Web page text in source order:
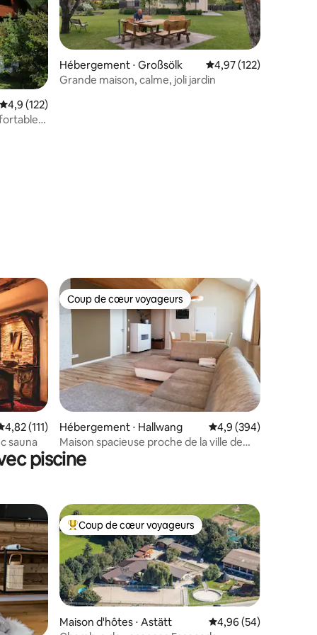
: 4,75 sur 5
Évaluation moyenne sur la base de 122 commentaires : 4,9 sur 5
4,9 (122)
Hébergement ⋅ Großsölk Évaluation moyenne
4,97 (122)
Grande maison, calme, joli jardin
: 5 sur 5
moyenne sur la base de 111 commentaires : 4,82 sur 5
4,82 (111)
sauna
Coup de cœur voyageurs
Coup de cœur voyageurs
Hébergement ⋅ Hallwang Évaluation moyenne
4,9 (394)
Maison spacieuse proche de la ville de
Salzbourg/région du lac
piscine
appréciés Coups de cœur voyageurs les plus appréciés
Coup de cœur voyageurs
Maison d'hôtes ⋅ Astätt Évaluation moyenne
4,96 (54)